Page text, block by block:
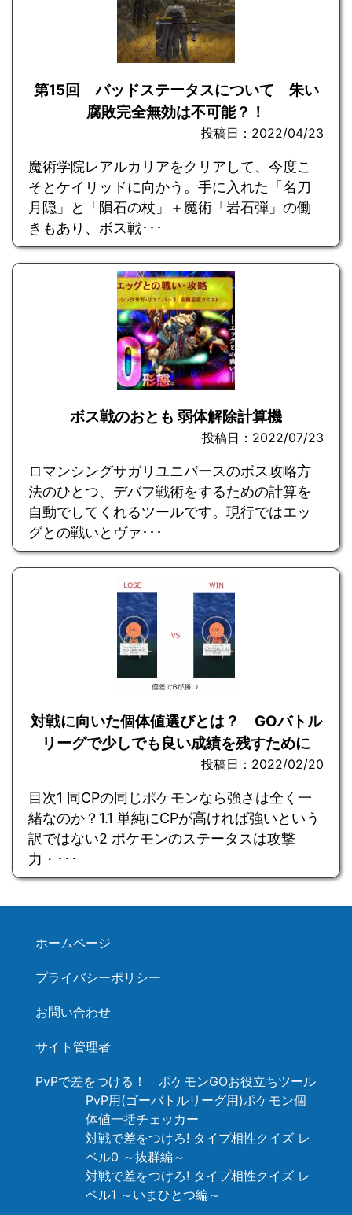
第15回 バッドステータスについて 朱い
腐敗完全無効は不可能？！
投稿日：2022/04/23
魔術学院レアルカリアをクリアして、今度こ
そとケイリッドに向かう。手に入れた「名刀
月隠」と「隕石の杖」＋魔術「岩石弾」の働
きもあり、ボス戦･･･
ボス戦のおとも 弱体解除計算機
投稿日：2022/07/23
ロマンシングサガリユニバースのボス攻略方
法のひとつ、デバフ戦術をするための計算を
自動でしてくれるツールです。現行ではエッ
グとの戦いとヴァ･･･
対戦に向いた個体値選びとは？ GOバトル
リーグで少しでも良い成績を残すために
投稿日：2022/02/20
目次1 同CPの同じポケモンなら強さは全く一
緒なのか？1.1 単純にCPが高ければ強いという
訳ではない2 ポケモンのステータスは攻撃
力・･･･
ホームページ
プライバシーポリシー
お問い合わせ
サイト管理者
PvPで差をつける！ ポケモンGOお役立ちツール
PvP用(ゴーバトルリーグ用)ポケモン個
体値一括チェッカー
対戦で差をつけろ! タイプ相性クイズ レ
ベル0 ～抜群編～
対戦で差をつけろ! タイプ相性クイズ レ
ベル1 ～いまひとつ編～